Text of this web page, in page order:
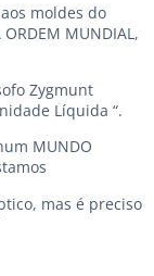
moldes do
ORDEM MUNDIAL,
Zygmunt
Líquida “.
MUNDO
mas é preciso